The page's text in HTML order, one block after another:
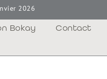
2026
Bokay Contact